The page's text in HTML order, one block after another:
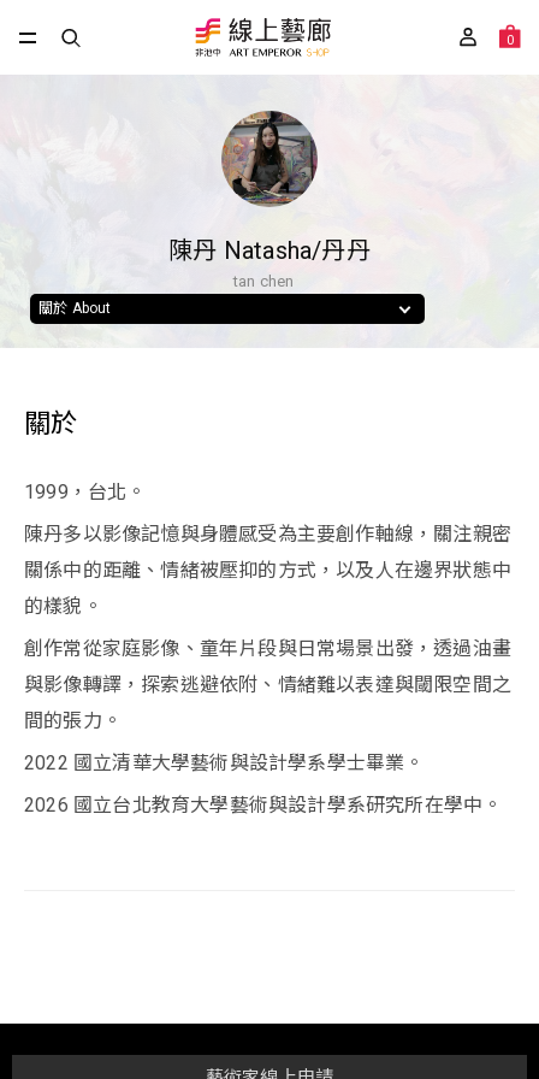
0
陳丹 Natasha/丹丹
tan chen
關於 About
關於
1999，台北。
陳丹多以影像記憶與身體感受為主要創作軸線，關注親密
關係中的距離、情緒被壓抑的方式，以及人在邊界狀態中
的樣貌。
創作常從家庭影像、童年片段與日常場景出發，透過油畫
與影像轉譯，探索逃避依附、情緒難以表達與閾限空間之
間的張力。
2022 國立清華大學藝術與設計學系學士畢業。
2026 國立台北教育大學藝術與設計學系研究所在學中。